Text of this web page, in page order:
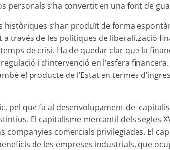
personals s’ha convertit en una font de
històriques s’han produït de forma
a través de les polítiques de liberalització
de crisi. Ha de quedar clar que la
i d’intervenció en l’esfera
el producte de l’Estat en termes
pel que fa al desenvolupament del
El capitalisme mercantil dels segles
companyies comercials privilegiades. El
de les empreses industrials, que